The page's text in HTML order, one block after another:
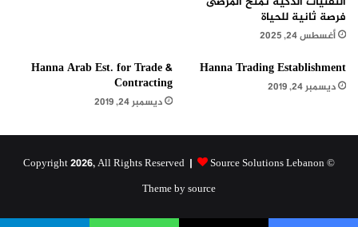
فرصة ثانية للحياة
أغسطس 24, 2025
Hanna Trading Establishment
ديسمبر 24, 2019
Hanna Arab Est. for Trade &
Contracting
ديسمبر 24, 2019
© Copyright 2026, All Rights Reserved |
Source Solutions Lebanon
Theme by source